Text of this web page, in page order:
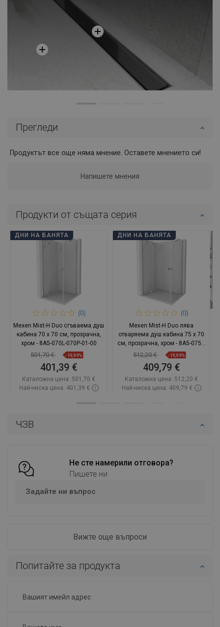
ЧЗВ
Не сте намерили отговора?
Пишете ни
Задайте ни въпрос
Вижте още въпроси
Прегледи
Продуктът все още няма мнение. Оставете мнението си!
Напишете мнения
Попитайте за продукта
Продукти от същата серия
ДНИ НА БАНЯТА
(0)
Mexen Mist-H Duo сгъваема душ
кабина 70 x 70 см, прозрачна,
хром - 8A5-070L-070P-01-00
501,70 € -19,99%
401,39 €
Каталожна цена: 501,70 €
Най-ниска цена: 401,39 €
ДНИ НА БАНЯТА
(0)
Mexen Mist-H Duo лява
отваряема душ кабина 75 x 70
см, прозрачна, хром - 8A5-075L-
070P-01-00
512,20 € -19,99%
409,79 €
Каталожна цена: 512,20 €
Най-ниска цена: 409,79 €